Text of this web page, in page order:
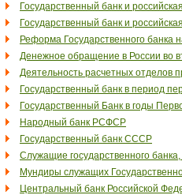
Государственный банк и
Государственный банк и
Реформа Государственного банка
Денежное обращение в России во
Деятельность расчетных отделов
Государственный банк в период
Государственный Банк в годы
Народный банк РСФСР
Государственный банк СССР
Служащие государственного
Мундиры служащих
Центральный банк Российской